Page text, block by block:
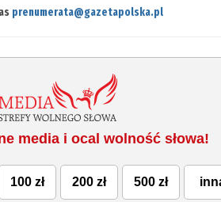
prenumerata@gazetapolska.pl
media i ocal wolność słowa!
100 zł 200 zł 500 zł